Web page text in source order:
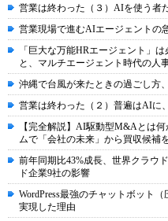
営業は終わった（３）AIを使う者
営業現場で進むAIエージェントの
「巨大な万能HRエージェント」
と、マルチエージェント時代の人
沖縄で台風が来たときの過ごし方
営業は終わった（２）普遍はAIに
【完全解説】AI駆動型M&Aとは
ムで「会社の未来」から買収候補
前年同期比43%成長、世界クラウ
ド企業9社の影響
WordPress最強のチャットボット
実現した理由